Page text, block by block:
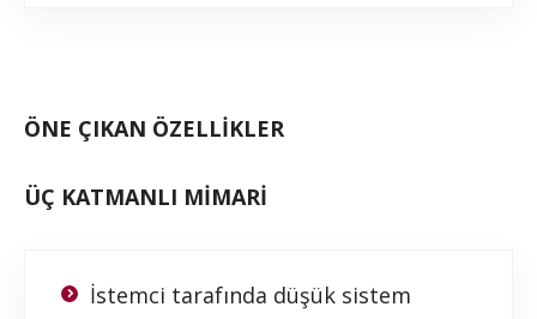
ÖNE ÇIKAN ÖZELLİKLER
ÜÇ KATMANLI MİMARİ
İstemci tarafında düşük sistem